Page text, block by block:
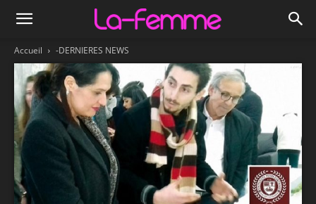
Accueil -DERNIERES NEWS